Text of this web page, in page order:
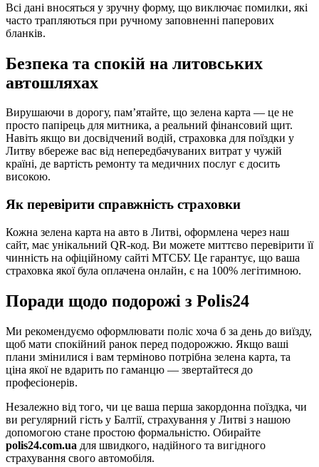
Всі дані вносяться у зручну форму, що виключає помилки, які
часто трапляються при ручному заповненні паперових
бланків.
Безпека та спокій на литовських
автошляхах
Вирушаючи в дорогу, пам’ятайте, що зелена карта — це не
просто папірець для митника, а реальний фінансовий щит.
Навіть якщо ви досвідчений водій, страховка для поїздки у
Литву вбереже вас від непередбачуваних витрат у чужій
країні, де вартість ремонту та медичних послуг є досить
високою.
Як перевірити справжність страховки
Кожна зелена карта на авто в Литві, оформлена через наш
сайт, має унікальний QR-код. Ви можете миттєво перевірити її
чинність на офіційному сайті МТСБУ. Це гарантує, що ваша
страховка якої була оплачена онлайн, є на 100% легітимною.
Поради щодо подорожі з Polis24
Ми рекомендуємо оформлювати поліс хоча б за день до виїзду,
щоб мати спокійний ранок перед подорожжю. Якщо ваші
плани змінилися і вам терміново потрібна зелена карта, та
ціна якої не вдарить по гаманцю — звертайтеся до
професіонерів.
Незалежно від того, чи це ваша перша закордонна поїздка, чи
ви регулярний гість у Балтії, страхування у Литві з нашою
допомогою стане простою формальністю. Обирайте
polis24.com.ua для швидкого, надійного та вигідного
страхування свого автомобіля.